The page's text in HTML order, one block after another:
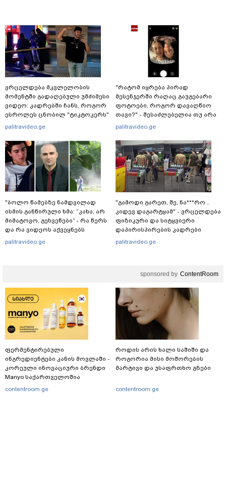
ვრცელდება მკვლელობის
მომენტში გადაღებული უმძიმესი
ვიდეო: კადრებში ჩანს, როგორ
ესროლეს ცნობილ "ტიკტოკერს"
ლაივის დროს - რას ამბობს
palitravideo.ge
"ბოლო წამებზე ნამდვილად
ისმის განწირული ხმა: “კახა, არ
მიმატოვო, გეხვეწები” - რა წერს
და რა ვიდეოს აქვეყნებს
ადვოკატი, ტარიელ კაკაბაძე?
palitravideo.ge
"რატომ იყრება პირად
მესენჯერში რაღაც გაუგებარი
ფოტოები, როგორ დავაღწიო
თავი?" - შესაძლებელია თუ არა
ამ ფუნქციის წაშლა?
palitravideo.ge
"გამოდი გარეთ, შე, ნა***რო...
კიდევ დაგარტყამ" - ვრცელდება
ფიზიკური და სიტყვიერი
დაპირისპირების კადრები
სუპერმარკეტიდან
palitravideo.ge
sponsored by ContentRoom
ფერმენტირებული
ინგრედიენტები კანის მოვლაში -
კორეული ინოვაციური ბრენდი
Manyo საქართველოშია
contentroom.ge
როდის არის ხალი საშიში და
როგორია მისი მოშორების
მარტივი და უსაფრთხო გზები
contentroom.ge